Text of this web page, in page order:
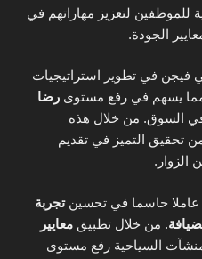
للموظفين لتعزيز مهاراتهم في
الجودة.
فيجن في تطوير استراتيجيات
يسهم في رفع مستوى رضا
السوق. من خلال هذه
تحقيق التميز في تقديم
الزوار.
عاملا حاسما في تحسينتجربة
. من خلال تطبيق معايير
السياحية رفع مستوى